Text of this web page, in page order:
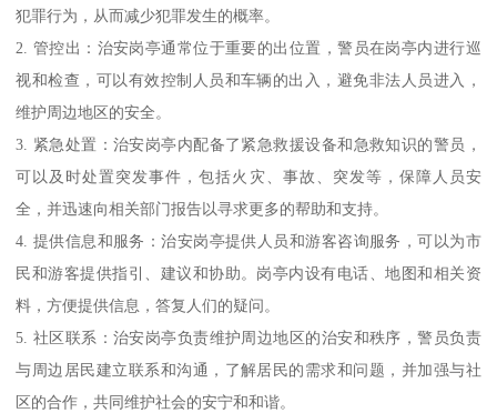
犯罪行为，从而减少犯罪发生的概率。
2. 管控出：治安岗亭通常位于重要的出位置，警员在岗亭内进行巡
视和检查，可以有效控制人员和车辆的出入，避免非法人员进入，
维护周边地区的安全。
3. 紧急处置：治安岗亭内配备了紧急救援设备和急救知识的警员，
可以及时处置突发事件，包括火灾、事故、突发等，保障人员安
全，并迅速向相关部门报告以寻求更多的帮助和支持。
4. 提供信息和服务：治安岗亭提供人员和游客咨询服务，可以为市
民和游客提供指引、建议和协助。岗亭内设有电话、地图和相关资
料，方便提供信息，答复人们的疑问。
5. 社区联系：治安岗亭负责维护周边地区的治安和秩序，警员负责
与周边居民建立联系和沟通，了解居民的需求和问题，并加强与社
区的合作，共同维护社会的安宁和和谐。